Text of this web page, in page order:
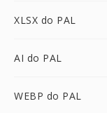
XLSX do PAL
AI do PAL
WEBP do PAL